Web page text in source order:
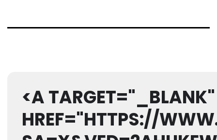
<A TARGET="_BLANK"
HREF="HTTPS://